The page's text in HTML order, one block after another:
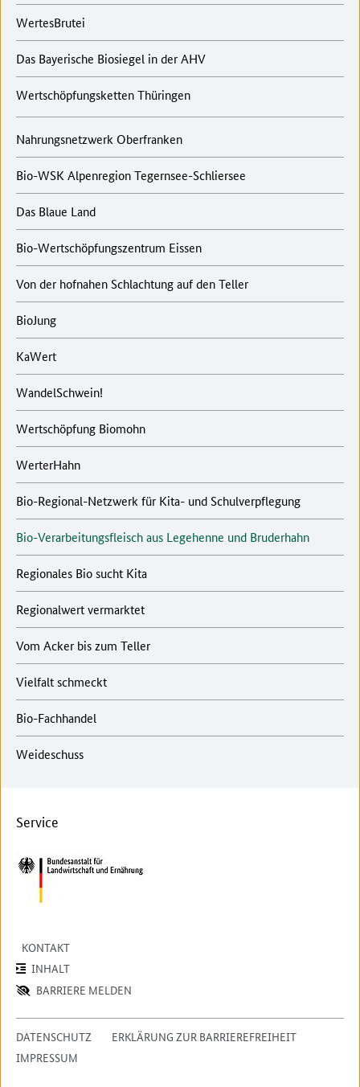
WertesBrutei
Das Bayerische Biosiegel in der AHV
Wertschöpfungsketten Thüringen
Nahrungsnetzwerk Oberfranken
Bio-WSK Alpenregion Tegernsee-Schliersee
Das Blaue Land
Bio-Wertschöpfungszentrum Eissen
Von der hofnahen Schlachtung auf den Teller
BioJung
KaWert
WandelSchwein!
Wertschöpfung Biomohn
WerterHahn
Bio-Regional-Netzwerk für Kita- und Schulverpflegung
Bio-Verarbeitungsfleisch aus Legehenne und Bruderhahn
Regionales Bio sucht Kita
Regionalwert vermarktet
Vom Acker bis zum Teller
Vielfalt schmeckt
Bio-Fachhandel
Weideschuss
Service
KONTAKT
INHALT
BARRIERE MELDEN
DATENSCHUTZ
ERKLÄRUNG ZUR BARRIEREFREIHEIT
IMPRESSUM